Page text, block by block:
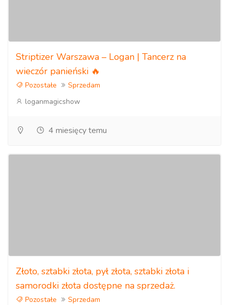
Striptizer Warszawa – Logan | Tancerz na
wieczór panieński 🔥
Pozostałe
Sprzedam
loganmagicshow
4 miesięcy temu
Złoto, sztabki złota, pył złota, sztabki złota i
samorodki złota dostępne na sprzedaż.
Pozostałe
Sprzedam